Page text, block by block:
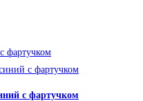
с фартучком